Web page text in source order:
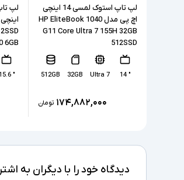
لپ تاپ استوک لمسی 14 اینچی
اچ پی مدل HP EliteBook 1040
G11 Core Ultra 7 155H 32GB
512SSD
" 14
Ultra 7
32GB
512GB
۱۷۴,۸۸۲,۰۰۰ تومان
6GB
" 15.6
دیدگاه خود را با دیگران به